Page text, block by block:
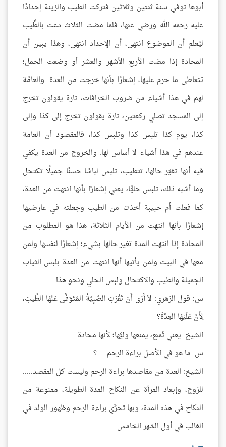
أبوها توفي سنة ثنتين وثلاثين فتركت الطيب والزينة إحدادًا
عليه رحمه الله ورضي عنها، فلما مضت الثلاث دعت بالطِّيب
ليُعلم أن الموضوع انتهى، أن الإحداد انتهى، وهذا يبين أن
المحادة إذا مضت الأربع الأشهر والعشر أو وضعت الحمل؛
تتعاطى ما حرم عليها، إشعارًا بأنها خرجت من العدة. والعامَّة
لهم في هذا أشياء من ضروب الخرافات، تارة يقولون تخرج
إلى المسجد تصلي ركعتين، تارة يقولون تخرج إلى كذا وإلى
كذا، يوم كذا تلبس كذا وتلبس كذا، فالمقصود أن العامة
عندهم في هذا أشياء لا أساس لها. والخروج من العدة يكفي
فيه أنها تغيّر حالها، تتطيب، تلبس لباسًا حسنًا جميلًا تكتحل
وما أشبه ذلك، تلبس حليًّا، يعني إشعارًا بأنها انتهت من العدة،
كما فعلت أم حبيبة أخذت من الطيب وجعلته في عارضيها
إشعارًا بأنها انتهت من الأيام الثلاثة، هذا هو المطلوب من
المحادة إذا انتهت المدة تغير حالها بشيء؛ إشعارًا لنفسها ولمن
معها في البيت ولمن يأتيها أنها انتهت من العدة بلبس الثياب
الجميلة والطيب والاكتحال ولبس الحلي ونحو هذا.
س: قول الزهري: لاَ أَرَى أَنْ تَقْرَبَ الصَّبِيَّةُ المُتَوَفَّى عَنْهَا الطِّيبَ،
لِأَنَّ عَلَيْهَا العِدَّةَ؟
الشيخ: يعني تُمنع، يمنعها وليُّها؛ لأنها محادة.....
س: ما هو في الأصل براءة الرحم.....؟
الشيخ: العدة من مقاصدها براءة الرحم وليست كل المقصد.....
للزوج، وإبعاد المرأة عن النكاح المدة الطويلة، ممنوعة من
النكاح في هذه المدة، وبها تحرِّي براءة الرحم وظهور الولد في
الغالب في أول الشهر الخامس.